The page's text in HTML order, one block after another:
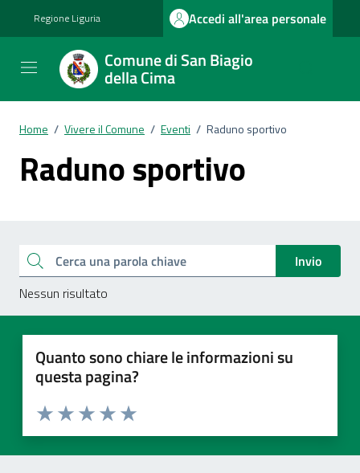
Regione Liguria Accedi all'area personale
Comune di San Biagio
della Cima
Home / Vivere il Comune / Eventi / Raduno sportivo
Raduno sportivo
Esplora tutti i documenti
Cerca una parola chiave
Invio
Nessun risultato
Quanto sono chiare le informazioni su
questa pagina?
Valuta 5 stelle su 5
Valuta 4 stelle su 5
Valuta 3 stelle su 5
Valuta 2 stelle su 5
Valuta 1 stelle su 5